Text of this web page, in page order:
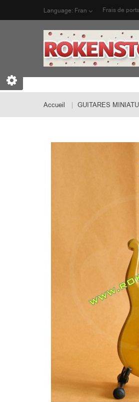
Language: Fran Frais de
Accueil GUITARES